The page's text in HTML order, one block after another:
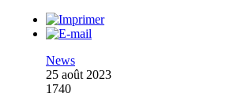
News
25 août 2023
1740